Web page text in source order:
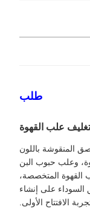
طلب
تغليف علب القهوة
المنقوشة باللون
وعلب حبوب البن
القهوة المتخصصة،
السوداء على إنشاء
الافتتاح الأولى.